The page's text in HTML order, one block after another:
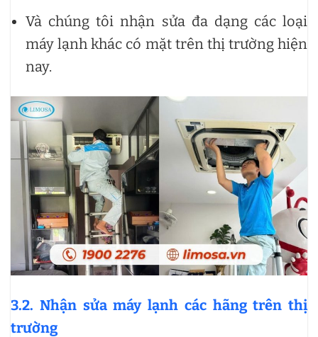
Và chúng tôi nhận sửa đa dạng các loại
máy lạnh khác có mặt trên thị trường hiện
nay.
3.2. Nhận sửa máy lạnh các hãng trên thị
trường